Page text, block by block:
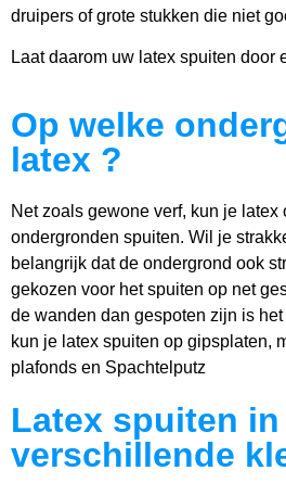
druipers of grote stukken die niet
Laat daarom uw latex spuiten door
Op welke
latex ?​
Net zoals gewone verf, kun je
ondergronden spuiten. Wil je
belangrijk dat de ondergrond ook
gekozen voor het spuiten op net
de wanden dan gespoten zijn is
kun je latex spuiten op gipsplaten,
plafonds en Spachtelputz
Latex spuiten in
verschillende